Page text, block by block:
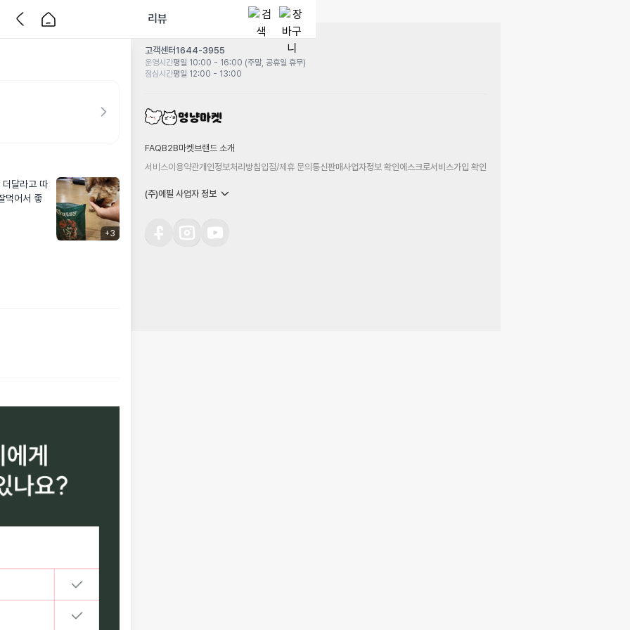
리뷰
+3
달라고 따
먹어서 좋
고객센터1644-3955
운영시간평일 10:00 - 16:00 (주말, 공휴일 휴무)
점심시간평일 12:00 - 13:00
FAQB2B마켓 브랜드 소개
서비스이용약관개인정보처리방침입점/제휴 문의통신판매사업자정보 확인에스크로서비스가입 확인
(주)에필 사업자 정보